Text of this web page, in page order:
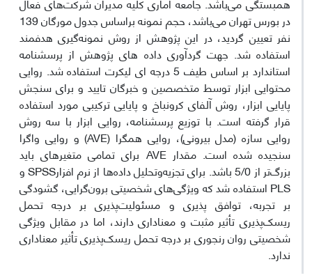
در بورس تهران می‌‏باشد، حجم نمونه براساس جدول مورگان 139
نفر تعیین گردید، در این پژوهش از روش نمونه‌گیری هدفمند
استفاده شد. جهت گردآوری داده های پژوهش از پرسشنامه
استاندارد بر اساس طیف 5 درجه ای لیکرت استفاده شد. روایی
محتوایی ابزار توسط متخصصین و خبرگان تایید و برای سنجش
پایایی ابزار، روش آلفای کرونباخ و پایایی ترکیبی مورد استفاده
قرار گرفته است. با توزیع پرسشنامه، روایی ابزار با سه روش
روایی سازه (مدل بیرونی)، روایی همگرا (AVE) و روایی واگرا
سنجیده شده است. مقدار AVE برای تمامی متغیرهای باید
بزرگ‌تر از 5/0 باشد. برای تجزیه‌وتحلیل داده‌ها از نرم افزارSPSS و
PLS استفاده شد که ویژگی‌های شخصیتی برون‌گرایی، گشودگی
بر تجربه، توافق پذیری و مسئولیت‌پذیری بر درجه تحمل
ریسک‌پذیری تأثیر مثبت و معناداری دارند، اما در مقابل ویژگی
شخصیتی روان رنجوری بر درجه تحمل ریسک‌پذیری تأثیر معناداری
ندارد.